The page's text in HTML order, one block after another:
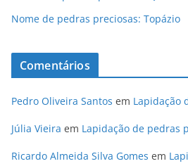
Nome de pedras preciosas: Topázio
Comentários
Pedro Oliveira Santos em Lapidação
Júlia Vieira em Lapidação de pedras
Ricardo Almeida Silva Gomes em